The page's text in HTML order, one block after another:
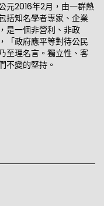
元2016年2月，由一群熱
括知名學者專家、企業
是一個非營利、非政
「政府應平等對待公民
至理名言。獨立性、客
不變的堅持。